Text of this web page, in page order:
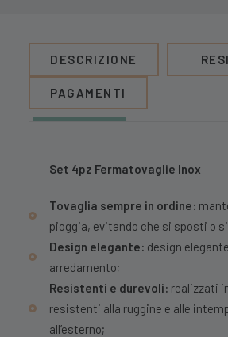
DESCRIZIONE RESI
PAGAMENTI
Set 4pz Fermatovaglie Inox
Tovaglia sempre in ordine:
pioggia, evitando che si sposti o
Design elegante: design
arredamento;
Resistenti e durevoli: realizzati
resistenti alla ruggine e alle
all’esterno;